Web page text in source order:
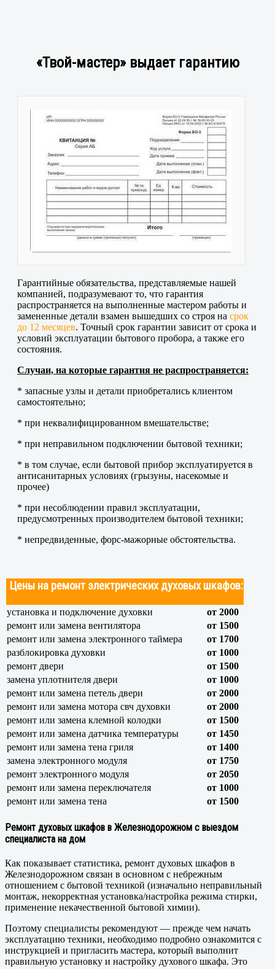
«Твой-мастер» выдает гарантию
Гарантийные обязательства, представляемые нашей
компанией, подразумевают то, что гарантия
распространяется на выполненные мастером работы и
замененные детали взамен вышедших со строя на срок
до 12 месяцев. Точный срок гарантии зависит от срока и
условий эксплуатации бытового пробора, а также его
состояния.
Случаи, на которые гарантия не распространяется:
* запасные узлы и детали приобретались клиентом
самостоятельно;
* при неквалифицированном вмешательстве;
* при неправильном подключении бытовой техники;
* в том случае, если бытовой прибор эксплуатируется в
антисанитарных условиях (грызуны, насекомые и
прочее)
* при несоблюдении правил эксплуатации,
предусмотренных производителем бытовой техники;
* непредвиденные, форс-мажорные обстоятельства.
Цены на ремонт электрических духовых шкафов:
установка и подключение духовки
от 2000
ремонт или замена вентилятора
от 1500
ремонт или замена электронного таймера
от 1700
разблокировка духовки
от 1000
ремонт двери
от 1500
замена уплотнителя двери
от 1000
ремонт или замена петель двери
от 2000
ремонт или замена мотора свч духовки
от 2000
ремонт или замена клемной колодки
от 1500
ремонт или замена датчика температуры
от 1450
ремонт или замена тена гриля
от 1400
замена электронного модуля
от 1750
ремонт электронного модуля
от 2050
ремонт или замена переключателя
от 1000
ремонт или замена тена
от 1500
Ремонт духовых шкафов в Железнодорожном с выездом
специалиста на дом
Как показывает статистика, ремонт духовых шкафов в
Железнодорожном связан в основном с небрежным
отношением с бытовой техникой (изначально неправильный
монтаж, некорректная установка/настройка режима стирки,
применение некачественной бытовой химии).
Поэтому специалисты рекомендуют — прежде чем начать
эксплуатацию техники, необходимо подробно ознакомится с
инструкцией и пригласить мастера, который выполнит
правильную установку и настройку духового шкафа. Это